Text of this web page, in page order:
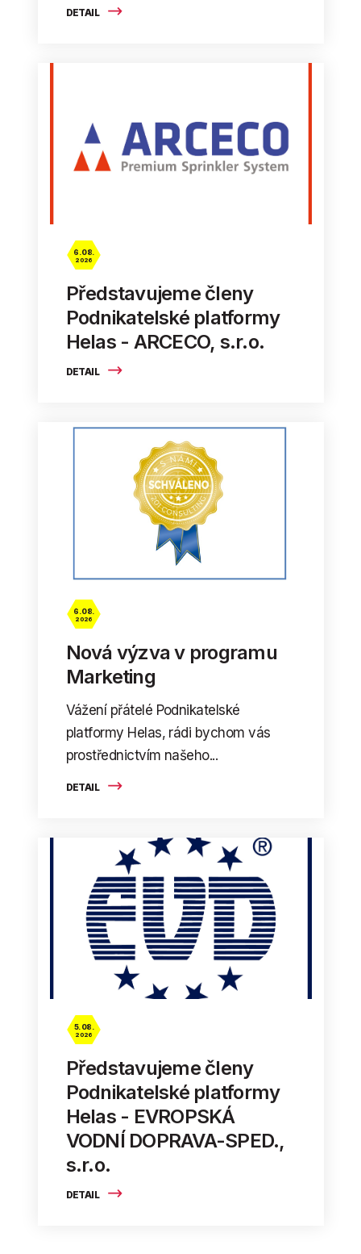
DETAIL
DETAIL
6. 08.
2026
Představujeme členy
Podnikatelské platformy
Helas - ARCECO, s.r.o.
DETAIL
6. 08.
2026
Nová výzva v programu
Marketing
Vážení přátelé Podnikatelské
platformy Helas, rádi bychom vás
prostřednictvím našeho...
DETAIL
5. 08.
2026
Představujeme členy
Podnikatelské platformy
Helas - EVROPSKÁ
VODNÍ DOPRAVA-SPED.,
s.r.o.